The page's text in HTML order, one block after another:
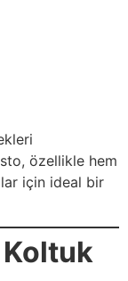
özellikle hem
için ideal bir
Koltuk